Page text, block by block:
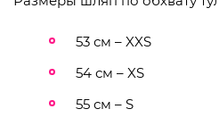
53 см – XXS
54 см – XS
55 см – S